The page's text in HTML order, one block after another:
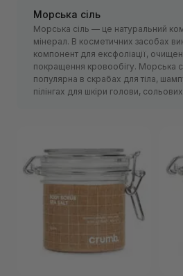
Морська сіль
Морська сіль — це натуральний
мінерал. В косметичних засобах
компонент для ексфоліації,
покращення кровообігу. Морська
популярна в скрабах для тіла,
пілінгах для шкіри голови,